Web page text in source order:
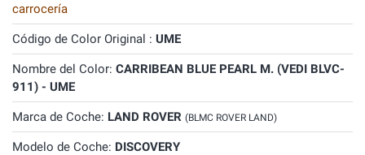
carrocería
Código de Color Original : UME
Nombre del Color: CARRIBEAN BLUE PEARL M. (VEDI BLVC-
911) - UME
Marca de Coche: LAND ROVER (BLMC ROVER LAND)
Modelo de Coche: DISCOVERY